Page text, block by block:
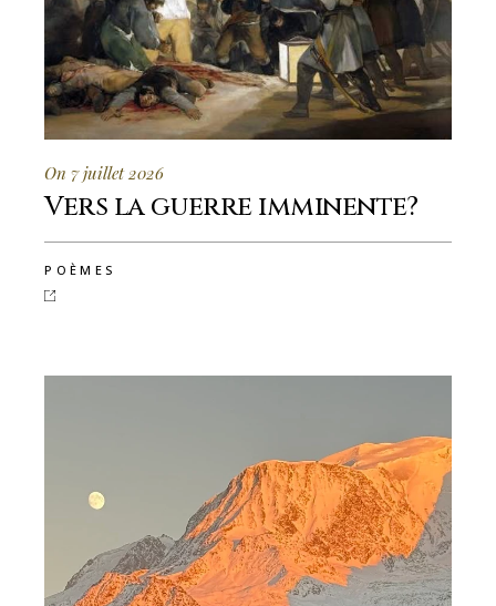
On 7 juillet 2026
Vers la guerre imminente?
POÈMES